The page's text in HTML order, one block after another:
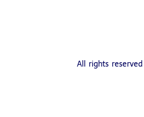
All rights reserved